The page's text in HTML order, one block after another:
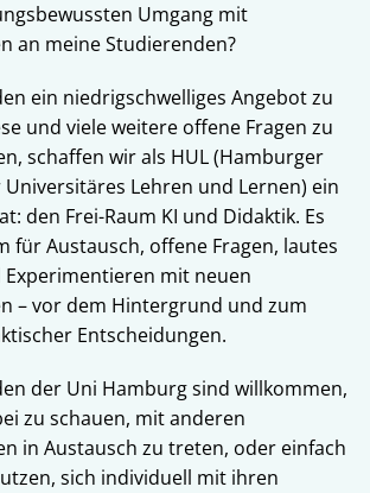
Umgang mit
an meine Studierenden?
ein niedrigschwelliges Angebot zu
und viele weitere offene Fragen zu
schaffen wir als HUL (Hamburger
Lehren und Lernen) ein
den Frei-Raum KI und Didaktik. Es
für Austausch, offene Fragen, lautes
Experimentieren mit neuen
– vor dem Hintergrund und zum
Entscheidungen.
der Uni Hamburg sind willkommen,
zu schauen, mit anderen
in Austausch zu treten, oder einfach
sich individuell mit ihren